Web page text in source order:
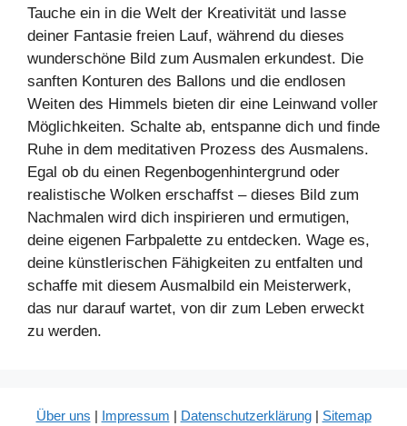
Tauche ein in die Welt der Kreativität und lasse
deiner Fantasie freien Lauf, während du dieses
wunderschöne Bild zum Ausmalen erkundest. Die
sanften Konturen des Ballons und die endlosen
Weiten des Himmels bieten dir eine Leinwand voller
Möglichkeiten. Schalte ab, entspanne dich und finde
Ruhe in dem meditativen Prozess des Ausmalens.
Egal ob du einen Regenbogenhintergrund oder
realistische Wolken erschaffst – dieses Bild zum
Nachmalen wird dich inspirieren und ermutigen,
deine eigenen Farbpalette zu entdecken. Wage es,
deine künstlerischen Fähigkeiten zu entfalten und
schaffe mit diesem Ausmalbild ein Meisterwerk,
das nur darauf wartet, von dir zum Leben erweckt
zu werden.
Über uns | Impressum | Datenschutzerklärung| Sitemap